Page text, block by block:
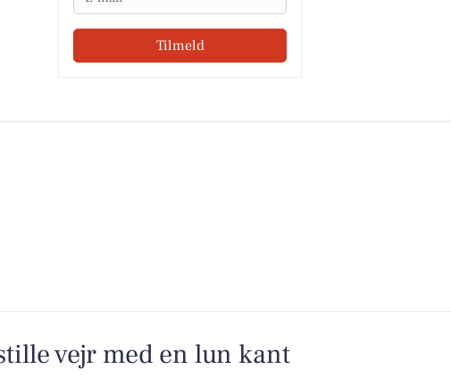
Tilmeld
vejr med en lun kant